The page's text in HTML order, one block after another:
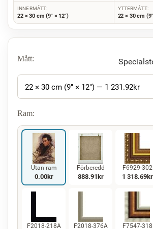
INNERMÅTT:
22 × 30 cm (9" × 12")
YTTERMÅTT:
22 × 30 cm
Mått:
22 × 30 cm (9" × 12") — 1 231.92kr
Ram:
Utan ram
0.00kr
Förberedd
888.91 kr
F6929-302
1 318.69kr
F2018-218A F2018-376A F7547-318